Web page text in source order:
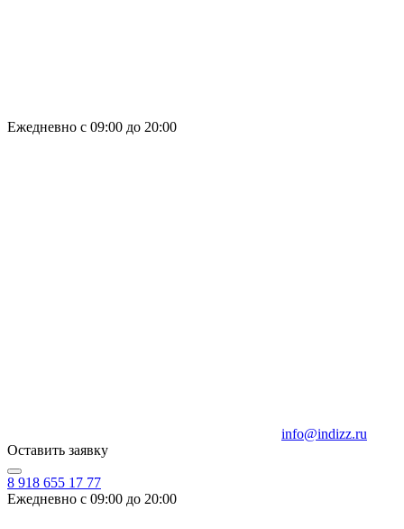
Ежедневно с 09:00 до 20:00
info@indizz.ru
Оставить заявку
8 918 655 17 77
Ежедневно с 09:00 до 20:00